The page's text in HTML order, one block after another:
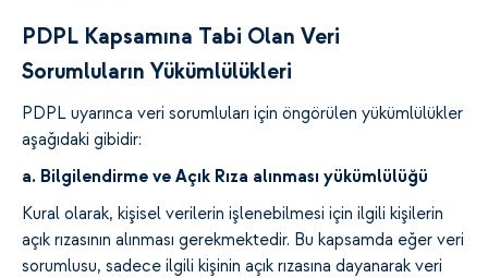
PDPL Kapsamına Tabi Olan Veri
Sorumluların Yükümlülükleri
PDPL uyarınca veri sorumluları için öngörülen yükümlülükler
aşağıdaki gibidir:
a. Bilgilendirme ve Açık Rıza alınması yükümlülüğü
Kural olarak, kişisel verilerin işlenebilmesi için ilgili kişilerin
açık rızasının alınması gerekmektedir. Bu kapsamda eğer veri
sorumlusu, sadece ilgili kişinin açık rızasına dayanarak veri